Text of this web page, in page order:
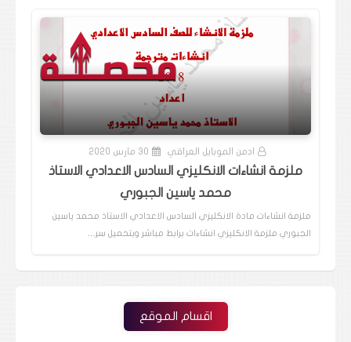
ادمن الموبايل العراقي 30 مارس 2020
ملزمة انشاءات الانكليزي السادس الاعدادي الاستاذ
محمد ياسين الجبوري
ملزمة انشاءات مادة الانكليزي السادس الاعدادي الاستاذ محمد ياسين
الجبوري ملزمة الانكليزي انشاءات برابط مباشر وبتحميل سر…
اقسام الموقع